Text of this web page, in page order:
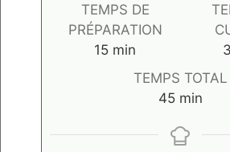
TEMPS DE
PRÉPARATION
15minutes
min
TEMPS TOTAL
45minutes
min